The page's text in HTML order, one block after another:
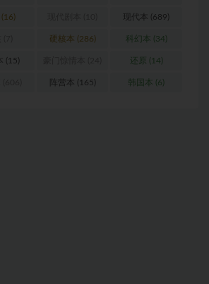
(16) 现代本 (689)
硬核本 (286) 科幻本 (34)
(15) 还原 (14)
阵营本 (165) 韩国本 (6)